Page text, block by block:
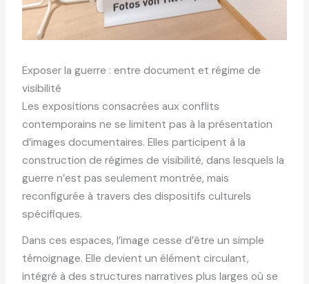
Exposer la guerre : entre document et régime de
visibilité
Les expositions consacrées aux conflits
contemporains ne se limitent pas à la présentation
d’images documentaires. Elles participent à la
construction de régimes de visibilité, dans lesquels la
guerre n’est pas seulement montrée, mais
reconfigurée à travers des dispositifs culturels
spécifiques.
Dans ces espaces, l’image cesse d’être un simple
témoignage. Elle devient un élément circulant,
intégré à des structures narratives plus larges où se